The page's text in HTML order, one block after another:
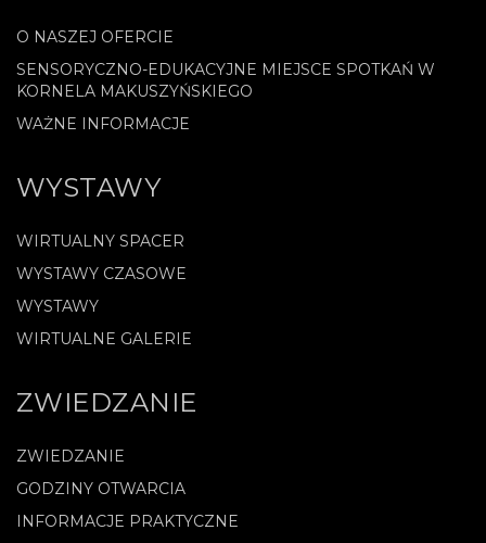
O NASZEJ OFERCIE
SENSORYCZNO-EDUKACYJNE MIEJSCE SPOTKAŃ W
KORNELA MAKUSZYŃSKIEGO
WAŻNE INFORMACJE
WYSTAWY
WIRTUALNY SPACER
WYSTAWY CZASOWE
WYSTAWY
WIRTUALNE GALERIE
ZWIEDZANIE
ZWIEDZANIE
GODZINY OTWARCIA
INFORMACJE PRAKTYCZNE